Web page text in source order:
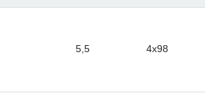
5,5 4x98